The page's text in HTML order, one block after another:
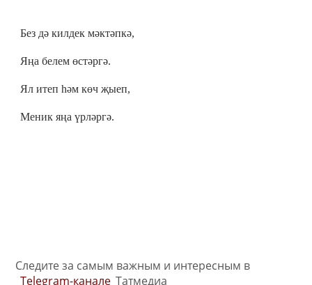
Без дә килдек мәктәпкә,
Яңа белем өстәргә.
Ял итеп һәм көч җыеп,
Меник яңа үрләргә.
Следите за самым важным и интересным в
Telegram-канале Татмедиа